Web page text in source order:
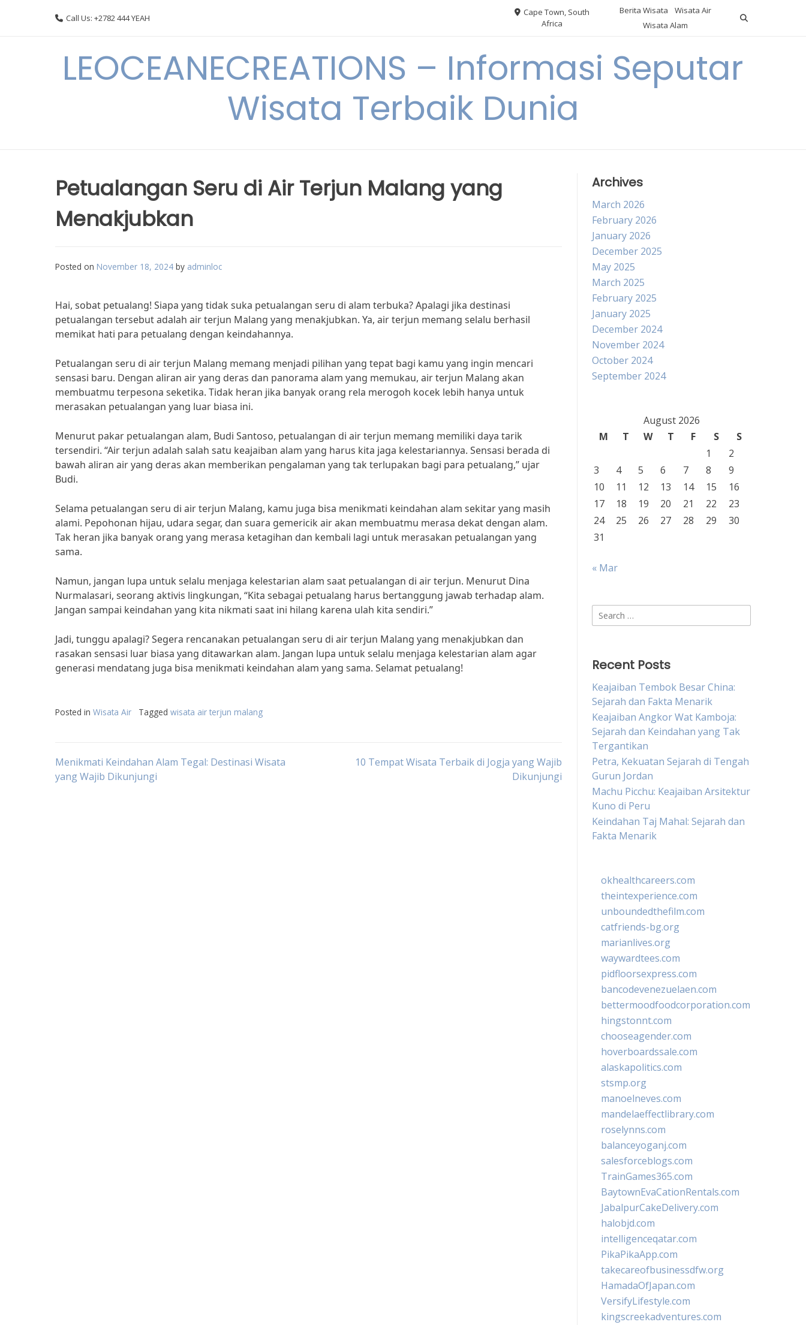
Call Us: +2782 444 YEAH
Cape Town, South
Africa
Berita Wisata
Wisata Air
Wisata Alam
LEOCEANECREATIONS – Informasi Seputar
Wisata Terbaik Dunia
Petualangan Seru di Air Terjun Malang yang
Menakjubkan
Posted on November 18, 2024 by adminloc
Hai, sobat petualang! Siapa yang tidak suka petualangan seru di alam terbuka? Apalagi jika destinasi
petualangan tersebut adalah air terjun Malang yang menakjubkan. Ya, air terjun memang selalu berhasil
memikat hati para petualang dengan keindahannya.
Petualangan seru di air terjun Malang memang menjadi pilihan yang tepat bagi kamu yang ingin mencari
sensasi baru. Dengan aliran air yang deras dan panorama alam yang memukau, air terjun Malang akan
membuatmu terpesona seketika. Tidak heran jika banyak orang rela merogoh kocek lebih hanya untuk
merasakan petualangan yang luar biasa ini.
Menurut pakar petualangan alam, Budi Santoso, petualangan di air terjun memang memiliki daya tarik
tersendiri. “Air terjun adalah salah satu keajaiban alam yang harus kita jaga kelestariannya. Sensasi berada di
bawah aliran air yang deras akan memberikan pengalaman yang tak terlupakan bagi para petualang,” ujar
Budi.
Selama petualangan seru di air terjun Malang, kamu juga bisa menikmati keindahan alam sekitar yang masih
alami. Pepohonan hijau, udara segar, dan suara gemericik air akan membuatmu merasa dekat dengan alam.
Tak heran jika banyak orang yang merasa ketagihan dan kembali lagi untuk merasakan petualangan yang
sama.
Namun, jangan lupa untuk selalu menjaga kelestarian alam saat petualangan di air terjun. Menurut Dina
Nurmalasari, seorang aktivis lingkungan, “Kita sebagai petualang harus bertanggung jawab terhadap alam.
Jangan sampai keindahan yang kita nikmati saat ini hilang karena ulah kita sendiri.”
Jadi, tunggu apalagi? Segera rencanakan petualangan seru di air terjun Malang yang menakjubkan dan
rasakan sensasi luar biasa yang ditawarkan alam. Jangan lupa untuk selalu menjaga kelestarian alam agar
generasi mendatang juga bisa menikmati keindahan alam yang sama. Selamat petualang!
Posted in Wisata Air Tagged wisata air terjun malang
Post
Menikmati Keindahan Alam Tegal: Destinasi Wisata
yang Wajib Dikunjungi
10 Tempat Wisata Terbaik di Jogja yang Wajib
Dikunjungi
Archives
March 2026
February 2026
January 2026
December 2025
May 2025
March 2025
February 2025
January 2025
December 2024
November 2024
October 2024
September 2024
August 2026
M
T W T F S
S
1
2
3
4 5 6 7 8
9
10
11 12 13 14 15
16
17
18 19 20 21 22
23
24
25 26 27 28 29
30
31
« Mar
Search
for:
Recent Posts
Keajaiban Tembok Besar China:
Sejarah dan Fakta Menarik
Keajaiban Angkor Wat Kamboja:
Sejarah dan Keindahan yang Tak
Tergantikan
Petra, Kekuatan Sejarah di Tengah
Gurun Jordan
Machu Picchu: Keajaiban Arsitektur
Kuno di Peru
Keindahan Taj Mahal: Sejarah dan
Fakta Menarik
okhealthcareers.com
theintexperience.com
unboundedthefilm.com
catfriends-bg.org
marianlives.org
waywardtees.com
pidfloorsexpress.com
bancodevenezuelaen.com
bettermoodfoodcorporation.com
hingstonnt.com
chooseagender.com
hoverboardssale.com
alaskapolitics.com
stsmp.org
manoelneves.com
mandelaeffectlibrary.com
roselynns.com
balanceyoganj.com
salesforceblogs.com
TrainGames365.com
BaytownEvaCationRentals.com
JabalpurCakeDelivery.com
halobjd.com
intelligenceqatar.com
PikaPikaApp.com
takecareofbusinessdfw.org
HamadaOfJapan.com
VersifyLifestyle.com
kingscreekadventures.com